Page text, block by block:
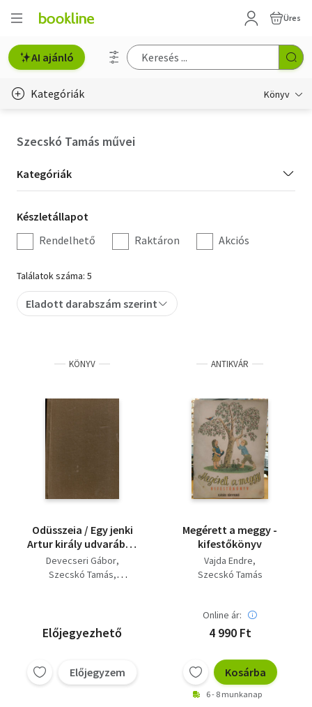
Üres
AI ajánló
Kategóriák Könyv
Hobbi, szabadidő
Irodalom
Művészet
Szakkönyv
Tankönyv, segédkönyv
Társadalomtudomány
Természettudomány
Szecskó Tamás művei
Kategória
szűrés
Kategóriák
Készletállapot
szűrés
Készletállapot
Rendelhető
Raktáron Akciós
Találatok száma: 5
Eladott darabszám szerint
KÖNYV
Odüsszeia / Egy jenki
Artur király udvarában
/ A szamárbőr
Devecseri Gábor
Szecskó Tamás
Előjegyezhető
Előjegyzem
ANTIKVÁR
Megérett a meggy -
kifestőkönyv
Vajda Endre
Szecskó Tamás
Online ár:
4 990 Ft
Kosárba
6 - 8 munkanap